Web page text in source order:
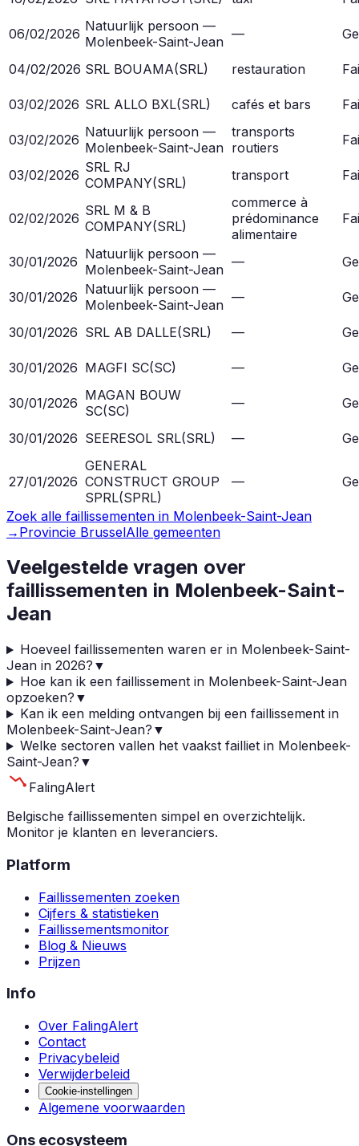
06/02/2026 Natuurlijk persoon —
Molenbeek-Saint-Jean —
04/02/2026 SRL BOUAMA(SRL) restauration
03/02/2026 SRL ALLO BXL(SRL) cafés et bars
03/02/2026 Natuurlijk persoon —
Molenbeek-Saint-Jean
transports
routiers
03/02/2026 SRL RJ
COMPANY(SRL) transport
02/02/2026 SRL M & B
COMPANY(SRL)
commerce à
prédominance
alimentaire
30/01/2026 Natuurlijk persoon —
Molenbeek-Saint-Jean —
30/01/2026 Natuurlijk persoon —
Molenbeek-Saint-Jean —
30/01/2026 SRL AB DALLE(SRL) —
30/01/2026 MAGFI SC(SC) —
30/01/2026 MAGAN BOUW
SC(SC) —
30/01/2026 SEERESOL SRL(SRL) —
27/01/2026
GENERAL
CONSTRUCT GROUP
SPRL(SPRL)
—
Zoek alle faillissementen in Molenbeek-Saint-Jean
→ Provincie BrusselAlle gemeenten
Veelgestelde vragen over
faillissementen in Molenbeek-Saint-
Jean
Hoeveel faillissementen waren er in Molenbeek-Saint-
Jean in 2026? ▼
Hoe kan ik een faillissement in Molenbeek-Saint-Jean
opzoeken? ▼
Kan ik een melding ontvangen bij een faillissement in
Molenbeek-Saint-Jean? ▼
Welke sectoren vallen het vaakst failliet in Molenbeek-
Saint-Jean? ▼
FalingAlert
Belgische faillissementen simpel en overzichtelijk.
Monitor je klanten en leveranciers.
Platform
Faillissementen zoeken
Cijfers & statistieken
Faillissementsmonitor
Blog & Nieuws
Prijzen
Info
Over FalingAlert
Contact
Privacybeleid
Verwijderbeleid
Cookie-instellingen
Algemene voorwaarden
Ons ecosysteem